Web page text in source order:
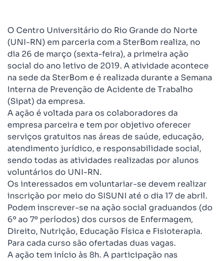
O Centro Universitário do Rio Grande do Norte
(UNI-RN) em parceria com a SterBom realiza, no
dia 26 de março (sexta-feira), a primeira ação
social do ano letivo de 2019. A atividade acontece
na sede da SterBom e é realizada durante a Semana
Interna de Prevenção de Acidente de Trabalho
(Sipat) da empresa.
A ação é voltada para os colaboradores da
empresa parceira e tem por objetivo oferecer
serviços gratuitos nas áreas de saúde, educação,
atendimento jurídico, e responsabilidade social,
sendo todas as atividades realizadas por alunos
voluntários do UNI-RN.
Os interessados em voluntariar-se devem realizar
inscrição por meio do SISUNI até o dia 17 de abril.
Podem inscrever-se na ação social graduandos (do
6º ao 7º períodos) dos cursos de Enfermagem,
Direito, Nutrição, Educação Física e Fisioterapia.
Para cada curso são ofertadas duas vagas.
A ação tem início às 8h. A participação nas